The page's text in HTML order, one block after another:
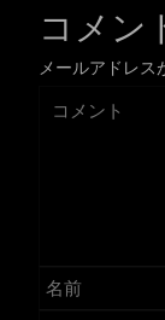
コメン
メールアドレス